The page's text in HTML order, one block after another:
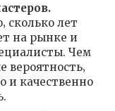
сколько лет
на рынке и
Чем
вероятность‚
и качественно